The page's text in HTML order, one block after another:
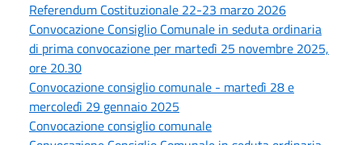
Referendum Costituzionale 22-23 marzo 2026
Convocazione Consiglio Comunale in seduta ordinaria
di prima convocazione per martedì 25 novembre 2025,
ore 20.30
Convocazione consiglio comunale - martedì 28 e
mercoledì 29 gennaio 2025
Convocazione consiglio comunale